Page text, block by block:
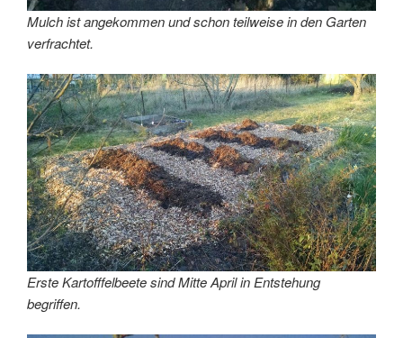
Mulch ist angekommen und schon teilweise in den Garten
verfrachtet.
Erste Kartofffelbeete sind Mitte April in Entstehung
begriffen.